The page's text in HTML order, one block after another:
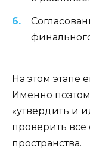
На этом этапе
Именно
«утвердить и
проверить
пространства.